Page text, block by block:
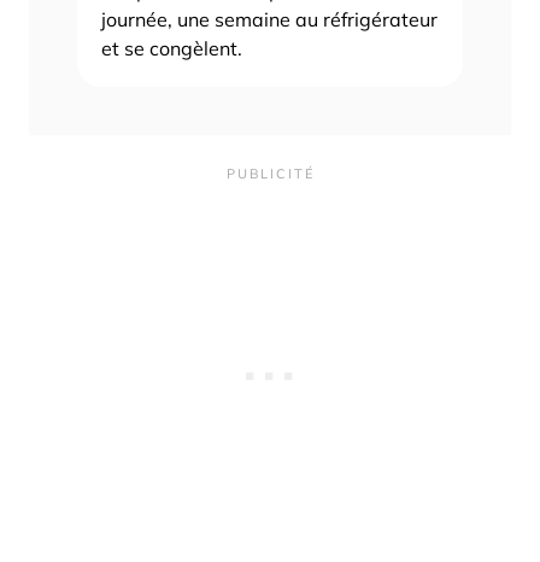
journée, une semaine au réfrigérateur
et se congèlent.